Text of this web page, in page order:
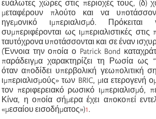
ευάλωτες χώρες στις περιοχές τους, (δ)
μεταφέρουν πλούτο και να
ηγεμονικό ιμπεριαλισμό.
συμπεριφέρονται ως ιμπεριαλιστικές
ταυτόχρονα υποτάσσονται και σε έναν
(Έννοια την οποία ο Patrick Bond
παράδειγμα χαρακτηρίζει τη Ρωσία ως
όταν αποδίδει υπερβολική γεωπολιτική
ιμπεριαλισμούς» των BRIC, μια
τον περιφερειακό ρωσικό ιμπεριαλισμό,
Κίνα, η οποία σήμερα έχει αποκοπεί
«μεσαίου εισοδήματος»)1.